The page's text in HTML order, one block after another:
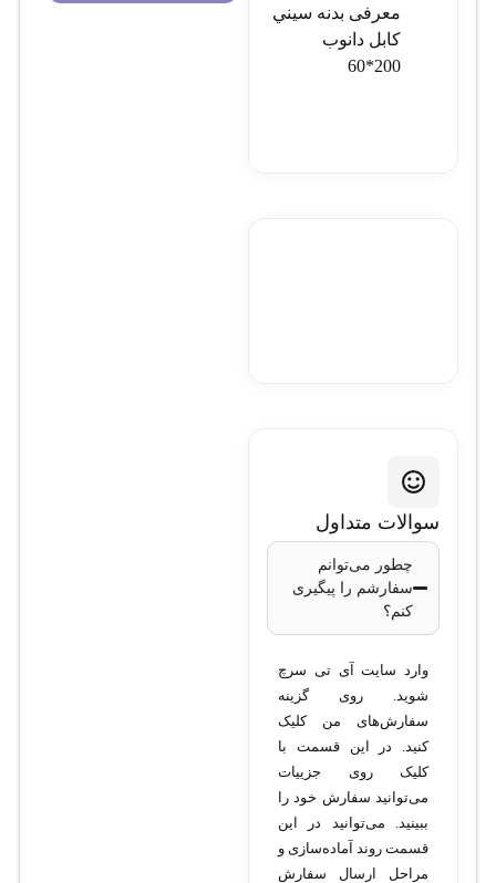
معرفی بدنه سيني
کابل دانوب
200*60
سوالات متداول
چطور می‌توانم
سفارشم را پیگیری
کنم؟
وارد سایت آی تی سرچ
شوید. روی گزینه
سفارش‌های من کلیک
کنید. در این قسمت با
کلیک روی جزییات
می‌توانید سفارش خود را
ببینید. می‌توانید در این
قسمت روند آماده‌سازی و
مراحل ارسال سفارش